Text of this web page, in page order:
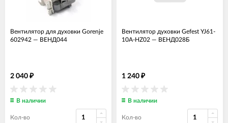
Вентилятор для духовки Gorenje
602942 — ВЕНД044
2 040 ₽
В наличии
Кол-во
Вентилятор духовки Gefest YJ61-
10A-HZ02 — ВЕНД028Б
1 240 ₽
В наличии
Кол-во